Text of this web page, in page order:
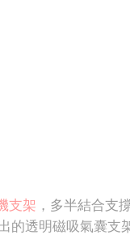
支架 ，多半結合支
的透明磁吸氣囊